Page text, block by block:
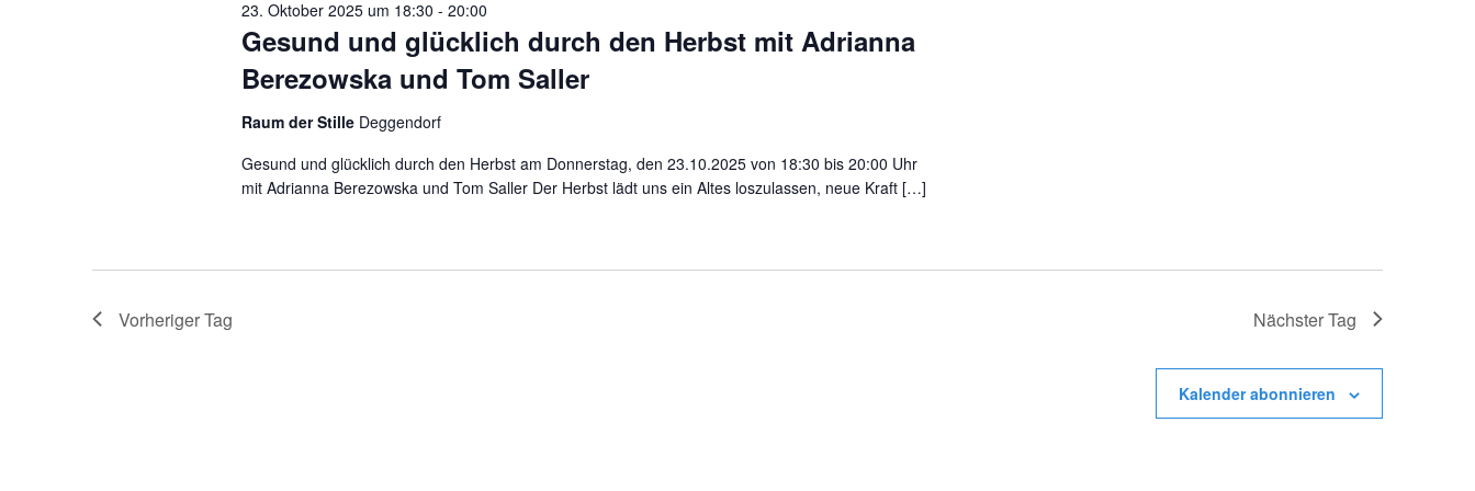
Gesund und glücklich durch den Herbst mit Adrianna
Berezowska und Tom Saller
23. Oktober 2025 um 18:30 - 20:00
Raum der Stille Deggendorf
Gesund und glücklich durch den Herbst am Donnerstag, den 23.10.2025 von 18:30 bis 20:00 Uhr
mit Adrianna Berezowska und Tom Saller Der Herbst lädt uns ein Altes loszulassen, neue Kraft […]
Vorheriger Tag Nächster Tag
Kalender abonnieren